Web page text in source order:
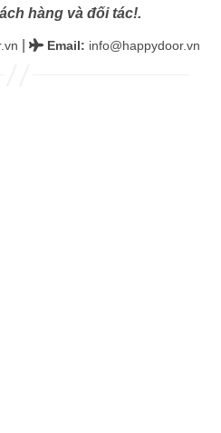
hàng và đối tác!.
Email: info@happydoor.vn